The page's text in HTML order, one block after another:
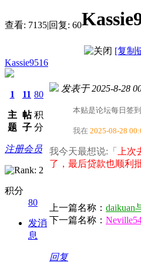
查看: 7135|回复: 60
[复制
Kassie9516
1
主
题
11
帖
子
80
积
分
注册会员
积分
80
发消
息
发表于 2025-8-28
本贴是论坛每日签
我在 2025-08-28
我今天最想说:「
上
了，最后贷款也顺利
上一篇名称： daikuan
下一篇名称：
回复